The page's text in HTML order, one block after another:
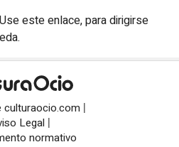
este enlace, para dirigirse
culturaocio.com |
Legal |
normativo